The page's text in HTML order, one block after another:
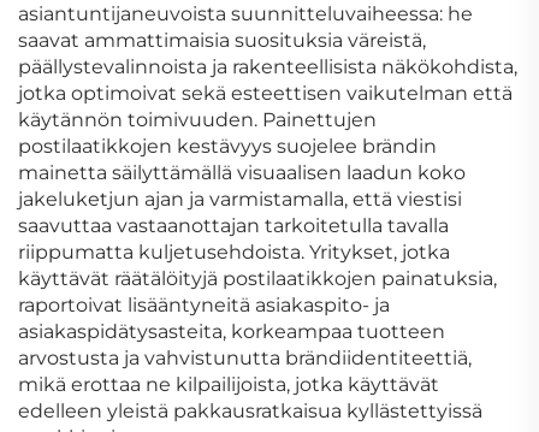
asiantuntijaneuvoista suunnitteluvaiheessa: he
saavat ammattimaisia suosituksia väreistä,
päällystevalinnoista ja rakenteellisista näkökohdista,
jotka optimoivat sekä esteettisen vaikutelman että
käytännön toimivuuden. Painettujen
postilaatikkojen kestävyys suojelee brändin
mainetta säilyttämällä visuaalisen laadun koko
jakeluketjun ajan ja varmistamalla, että viestisi
saavuttaa vastaanottajan tarkoitetulla tavalla
riippumatta kuljetusehdoista. Yritykset, jotka
käyttävät räätälöityjä postilaatikkojen painatuksia,
raportoivat lisääntyneitä asiakaspito- ja
asiakaspidätysasteita, korkeampaa tuotteen
arvostusta ja vahvistunutta brändiidentiteettiä,
mikä erottaa ne kilpailijoista, jotka käyttävät
edelleen yleistä pakkausratkaisua kyllästettyissä